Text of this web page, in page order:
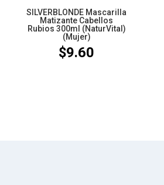
SILVERBLONDE Mascarilla
Matizante Cabellos
Rubios 300ml (NaturVital)
(Mujer)
$9.60